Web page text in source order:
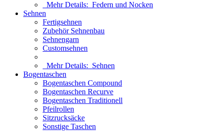
Mehr Details: Federn und Nocken
Sehnen
Fertigsehnen
Zubehör Sehnenbau
Sehnengarn
Customsehnen
Mehr Details: Sehnen
Bogentaschen
Bogentaschen Compound
Bogentaschen Recurve
Bogentaschen Traditionell
Pfeilrollen
Sitzrucksäcke
Sonstige Taschen